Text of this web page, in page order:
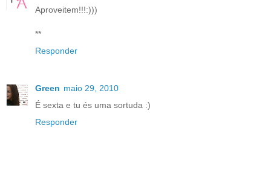
Aproveitem!!!:)))
**
Responder
Green maio 29, 2010
É sexta e tu és uma sortuda :)
Responder